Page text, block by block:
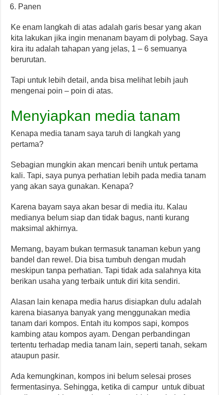
Panen
Ke enam langkah di atas adalah garis besar yang akan
kita lakukan jika ingin menanam bayam di polybag. Saya
kira itu adalah tahapan yang jelas, 1 – 6 semuanya
berurutan.
Tapi untuk lebih detail, anda bisa melihat lebih jauh
mengenai poin – poin di atas.
Menyiapkan media tanam
Kenapa media tanam saya taruh di langkah yang
pertama?
Sebagian mungkin akan mencari benih untuk pertama
kali. Tapi, saya punya perhatian lebih pada media tanam
yang akan saya gunakan. Kenapa?
Karena bayam saya akan besar di media itu. Kalau
medianya belum siap dan tidak bagus, nanti kurang
maksimal akhirnya.
Memang, bayam bukan termasuk tanaman kebun yang
bandel dan rewel. Dia bisa tumbuh dengan mudah
meskipun tanpa perhatian. Tapi tidak ada salahnya kita
berikan usaha yang terbaik untuk diri kita sendiri.
Alasan lain kenapa media harus disiapkan dulu adalah
karena biasanya banyak yang menggunakan media
tanam dari kompos. Entah itu kompos sapi, kompos
kambing atau kompos ayam. Dengan perbandingan
tertentu terhadap media tanam lain, seperti tanah, sekam
ataupun pasir.
Ada kemungkinan, kompos ini belum selesai proses
fermentasinya. Sehingga, ketika di campur untuk dibuat